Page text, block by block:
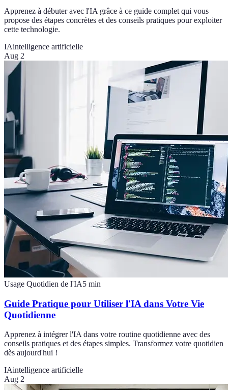
Apprenez à débuter avec l'IA grâce à ce guide complet qui vous
propose des étapes concrètes et des conseils pratiques pour exploiter
cette technologie.
IAintelligence artificielle
Aug 2
Usage Quotidien de l'IA5 min
Guide Pratique pour Utiliser l'IA dans Votre Vie
Quotidienne
Apprenez à intégrer l'IA dans votre routine quotidienne avec des
conseils pratiques et des étapes simples. Transformez votre quotidien
dès aujourd'hui !
IAintelligence artificielle
Aug 2